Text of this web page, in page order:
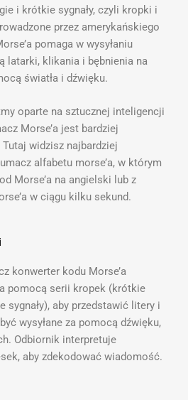
i krótkie sygnały, czyli kropki i
przez amerykańskiego
pomaga w wysyłaniu
latarki, klikania i bębnienia na
światła i dźwięku.
oparte na sztucznej inteligencji
Morse’a jest bardziej
Tutaj widzisz najbardziej
alfabetu morse’a, w którym
Morse’a na angielski lub z
w ciągu kilku sekund.
konwerter kodu Morse’a
pomocą serii kropek (krótkie
sygnały), aby przedstawić litery i
wysyłane za pomocą dźwięku,
Odbiornik interpretuje
aby zdekodować wiadomość.